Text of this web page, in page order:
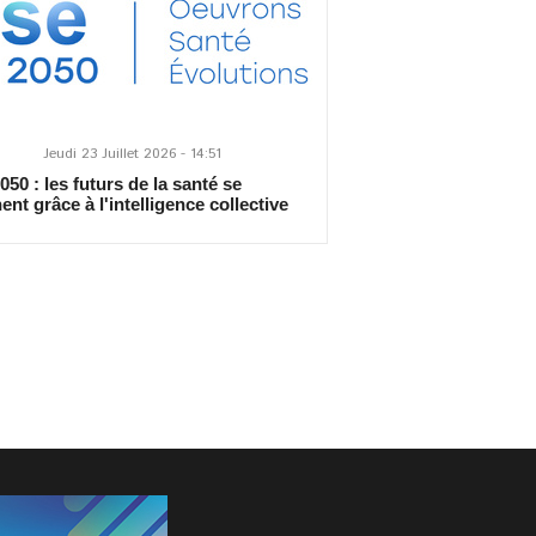
Jeudi 23 Juillet 2026 - 14:51
: les futurs de la santé se
grâce à l'intelligence collective